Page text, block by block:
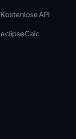
Kostenlose API
eclipseCalc